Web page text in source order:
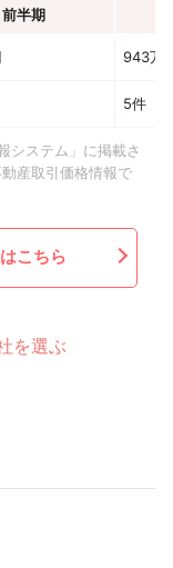
前半期
943万
5件
システム」に掲載さ
産取引価格情報で
こちら
を選ぶ